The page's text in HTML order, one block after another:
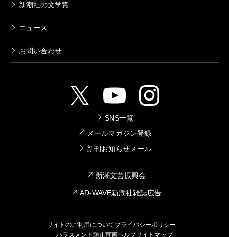
新潮社の文学賞
ニュース
お問い合わせ
SNS一覧
メールマガジン登録
新刊お知らせメール
新潮文芸振興会
AD-WAVE新潮社雑誌広告
サイトのご利用についてプライバシーポリシー
ハラスメント防止宣言ヘルプサイトマップ